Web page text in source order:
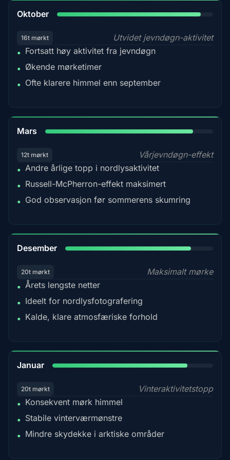
Oktober
16t mørkt
Utvidet jevndøgn-aktivitet
• Fortsatt høy aktivitet fra jevndøgn
• Økende mørketimer
• Ofte klarere himmel enn september
Mars
12t mørkt
Vårjevndøgn-effekt
• Andre årlige topp i nordlysaktivitet
• Russell-McPherron-effekt maksimert
• God observasjon før sommerens skumring
Desember
20t mørkt
Maksimalt mørke
• Årets lengste netter
• Ideelt for nordlysfotografering
• Kalde, klare atmosfæriske forhold
Januar
20t mørkt
Vinteraktivitetstopp
• Konsekvent mørk himmel
• Stabile vinterværmønstre
• Mindre skydekke i arktiske områder